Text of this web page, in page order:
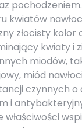
kwiatów
złocisty kolor
kwiaty i
miodów,
miód
czynnych o
i
właściwości